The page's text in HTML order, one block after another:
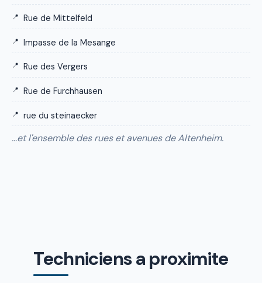
Rue de Mittelfeld
Impasse de la Mesange
Rue des Vergers
Rue de Furchhausen
rue du steinaecker
…et l'ensemble des rues et avenues de Altenheim.
Techniciens a proximite